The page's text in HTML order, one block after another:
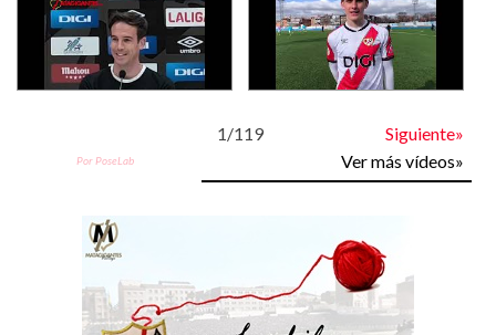
1/119 Siguiente»
Por PoseLab Ver más vídeos»